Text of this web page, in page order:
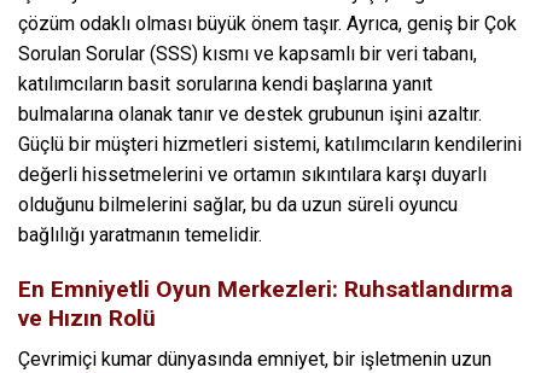
çözüm odaklı olması büyük önem taşır. Ayrıca, geniş bir Çok
Sorulan Sorular (SSS) kısmı ve kapsamlı bir veri tabanı,
katılımcıların basit sorularına kendi başlarına yanıt
bulmalarına olanak tanır ve destek grubunun işini azaltır.
Güçlü bir müşteri hizmetleri sistemi, katılımcıların kendilerini
değerli hissetmelerini ve ortamın sıkıntılara karşı duyarlı
olduğunu bilmelerini sağlar, bu da uzun süreli oyuncu
bağlılığı yaratmanın temelidir.
En Emniyetli Oyun Merkezleri: Ruhsatlandırma
ve Hızın Rolü
Çevrimiçi kumar dünyasında emniyet, bir işletmenin uzun